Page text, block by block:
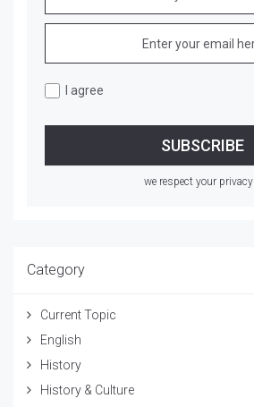
I agree
we respect your privacy
Category
Current Topic
English
History
History & Culture